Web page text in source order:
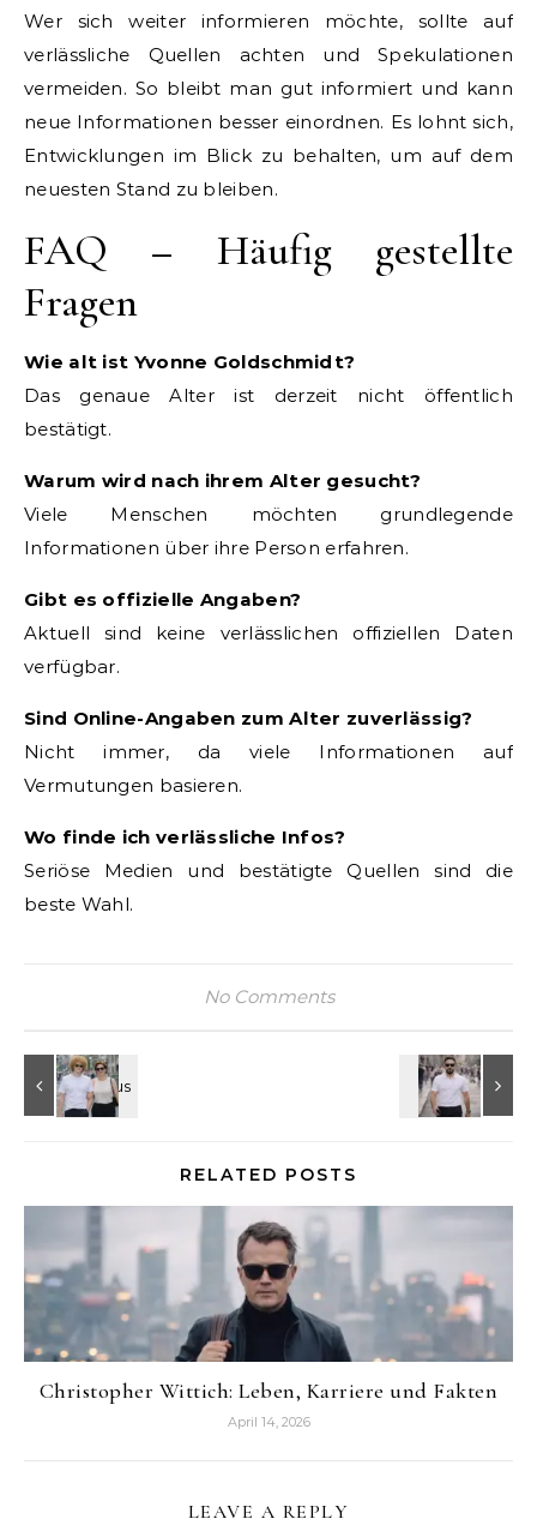
Wer sich weiter informieren möchte, sollte auf
verlässliche Quellen achten und Spekulationen
vermeiden. So bleibt man gut informiert und kann
neue Informationen besser einordnen. Es lohnt sich,
Entwicklungen im Blick zu behalten, um auf dem
neuesten Stand zu bleiben.
FAQ – Häufig gestellte
Fragen
Wie alt ist Yvonne Goldschmidt?
Das genaue Alter ist derzeit nicht öffentlich
bestätigt.
Warum wird nach ihrem Alter gesucht?
Viele Menschen möchten grundlegende
Informationen über ihre Person erfahren.
Gibt es offizielle Angaben?
Aktuell sind keine verlässlichen offiziellen Daten
verfügbar.
Sind Online-Angaben zum Alter zuverlässig?
Nicht immer, da viele Informationen auf
Vermutungen basieren.
Wo finde ich verlässliche Infos?
Seriöse Medien und bestätigte Quellen sind die
beste Wahl.
No Comments
RELATED POSTS
Christopher Wittich: Leben, Karriere und Fakten
April 14, 2026
LEAVE A REPLY